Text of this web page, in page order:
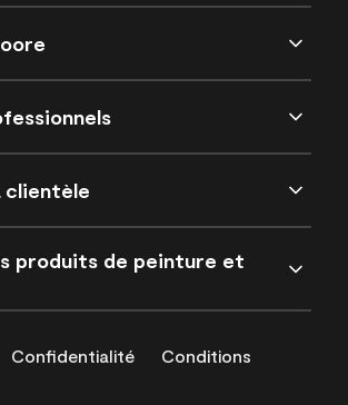
clientèle
produits de peinture et
Confidentialité
Conditions